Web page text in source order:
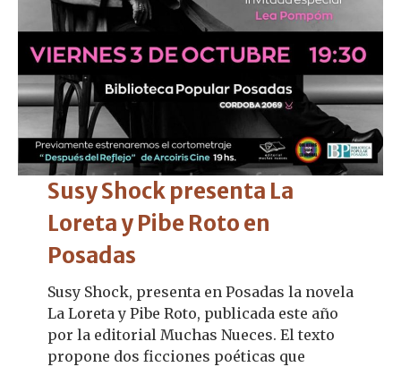
Susy Shock presenta La
Loreta y Pibe Roto en
Posadas
Susy Shock, presenta en Posadas la novela
La Loreta y Pibe Roto, publicada este año
por la editorial Muchas Nueces. El texto
propone dos ficciones poéticas que